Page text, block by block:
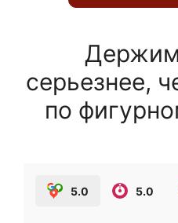
серьезнее,
по
5.0 5.0